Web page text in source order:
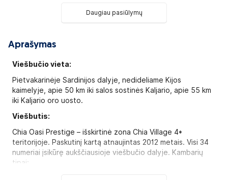
Daugiau pasiūlymų
Aprašymas
Viešbučio vieta:
Pietvakarinėje Sardinijos dalyje, nedideliame Kijos
kaimelyje, apie 50 km iki salos sostinės Kaljario, apie 55 km
iki Kaljario oro uosto.
Viešbutis:
Сhia Oasi Prestige – išskirtinė zona Chia Village 4*
teritorijoje. Paskutinį kartą atnaujintas 2012 metais. Visi 34
numeriai įsikūrę aukščiausioje viešbučio dalyje. Kambarių
tipai: